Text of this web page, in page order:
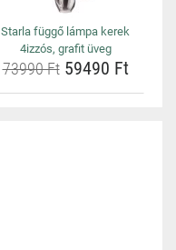
Starla függő lámpa kerek
4izzós, grafit üveg
73990 Ft59490 Ft